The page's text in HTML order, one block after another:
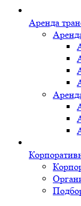
Аренда